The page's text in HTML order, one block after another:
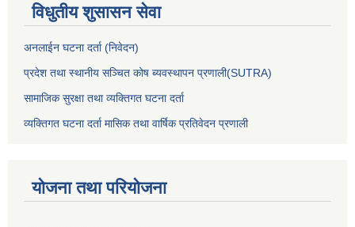
विधुतीय शुसासन सेवा
अनलाईन घटना दर्ता (निवेदन)
प्रदेश तथा स्थानीय सञ्चित कोष ब्यवस्थापन प्रणाली(SUTRA)
सामाजिक सुरक्षा तथा व्यक्तिगत घटना दर्ता
व्यक्तिगत घटना दर्ता मासिक तथा वार्षिक प्रतिवेदन प्रणाली
योजना तथा परियोजना